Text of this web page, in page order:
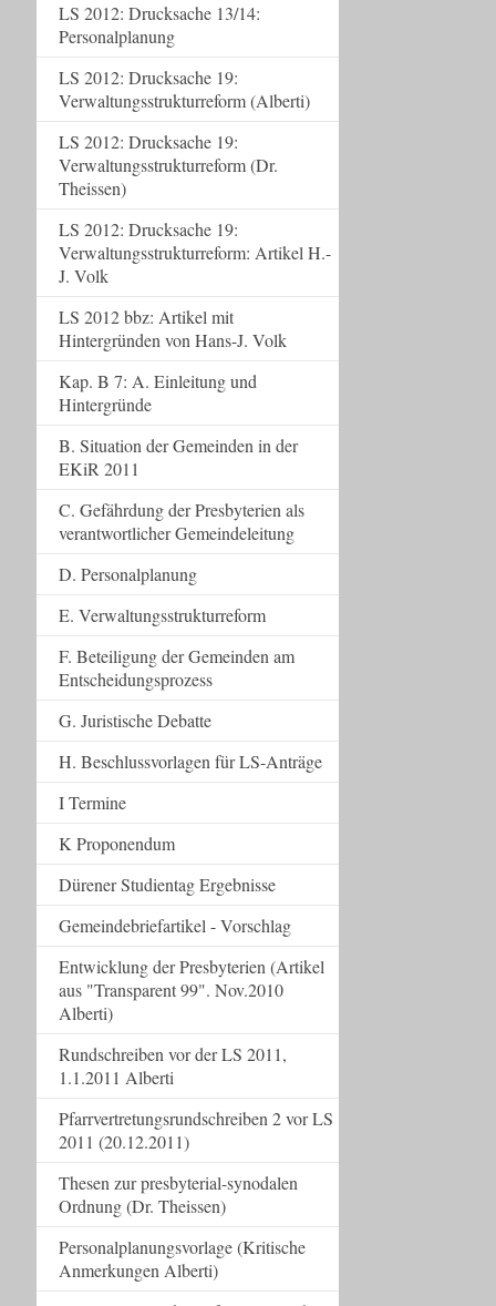
LS 2012: Drucksache 13/14:
Personalplanung
LS 2012: Drucksache 19:
Verwaltungsstrukturreform (Alberti)
LS 2012: Drucksache 19:
Verwaltungsstrukturreform (Dr.
Theissen)
LS 2012: Drucksache 19:
Verwaltungsstrukturreform: Artikel H.-
J. Volk
LS 2012 bbz: Artikel mit
Hintergründen von Hans-J. Volk
Kap. B 7: A. Einleitung und
Hintergründe
B. Situation der Gemeinden in der
EKiR 2011
C. Gefährdung der Presbyterien als
verantwortlicher Gemeindeleitung
D. Personalplanung
E. Verwaltungsstrukturreform
F. Beteiligung der Gemeinden am
Entscheidungsprozess
G. Juristische Debatte
H. Beschlussvorlagen für LS-Anträge
I Termine
K Proponendum
Dürener Studientag Ergebnisse
Gemeindebriefartikel - Vorschlag
Entwicklung der Presbyterien (Artikel
aus "Transparent 99". Nov.2010
Alberti)
Rundschreiben vor der LS 2011,
1.1.2011 Alberti
Pfarrvertretungsrundschreiben 2 vor LS
2011 (20.12.2011)
Thesen zur presbyterial-synodalen
Ordnung (Dr. Theissen)
Personalplanungsvorlage (Kritische
Anmerkungen Alberti)